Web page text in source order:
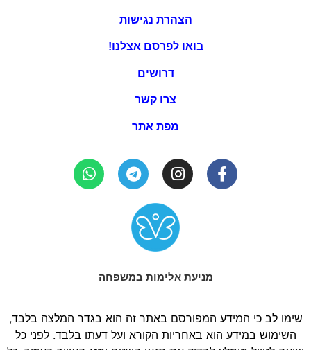
הצהרת נגישות
בואו לפרסם אצלנו!
דרושים
צרו קשר
מפת אתר
מניעת אלימות במשפחה
שימו לב כי המידע המפורסם באתר זה הוא בגדר המלצה בלבד,
השימוש במידע הוא באחריות הקורא ועל דעתו בלבד. לפני כל